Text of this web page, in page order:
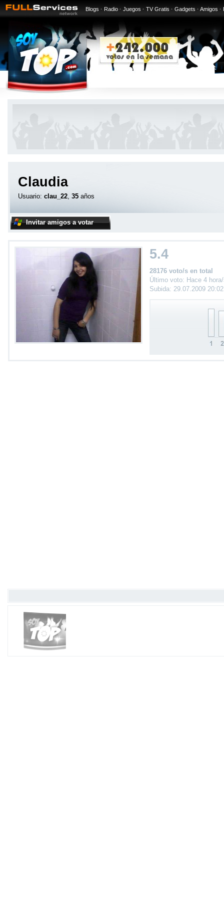
Blogs · Radio · Juegos · TV Gratis · Gadgets · Amigos ·
Claudia
Usuario: clau_22, 35 años
Invitar amigos a votar
5.4
28176 voto/s en total
Último voto: Hace 4
Subida: 29.07.2009